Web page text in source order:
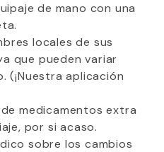
de mano con una
locales de sus
que pueden variar
(¡Nuestra aplicación
medicamentos extra
por si acaso.
sobre los cambios